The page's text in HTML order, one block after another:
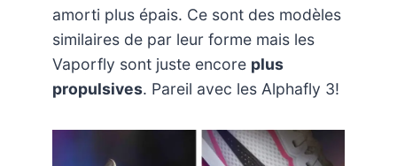
amorti plus épais. Ce sont des modèles
similaires de par leur forme mais les
Vaporfly sont juste encore plus
propulsives. Pareil avec les Alphafly 3!